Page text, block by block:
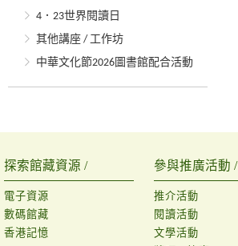
4．23世界閱讀日
其他講座 / 工作坊
中華文化節2026圖書館配合活動
探索館藏資源 /
電子資源
數碼館藏
香港記憶
參與推廣活動 /
推介活動
閱讀活動
文學活動